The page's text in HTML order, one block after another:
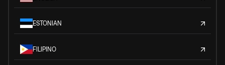
ESTONIAN
FILIPINO